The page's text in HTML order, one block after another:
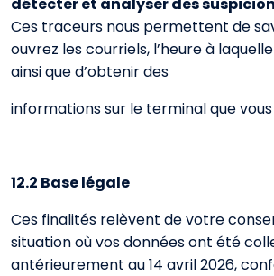
Ces traceurs nous permettent de
ouvrez les courriels, l’heure à
ainsi que d’obtenir des
informations sur le terminal que vous
12.2 Base légale
Ces finalités relèvent de votre
situation où vos données ont été
antérieurement au 14 avril 2026,